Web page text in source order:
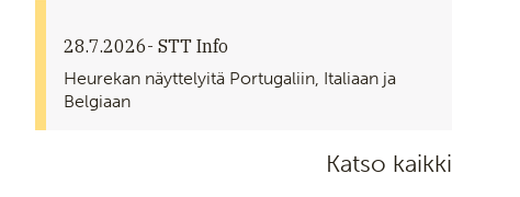
28.7.2026- STT Info
Heurekan näyttelyitä Portugaliin, Italiaan ja
Belgiaan
Katso kaikki